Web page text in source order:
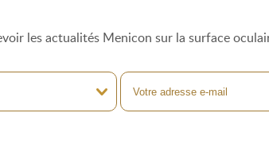
les actualités Menicon sur la surface